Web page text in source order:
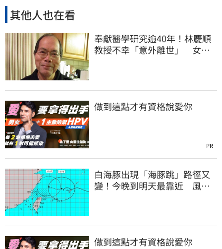
其他人也在看
奉獻醫學研究逾40年！林慶順
教授不幸「意外離世」 女兒
做到這點才有資格說愛你
PR
白海豚出現「海豚跳」路徑又
變！今晚到明天最靠近 風雨
做到這點才有資格說愛你